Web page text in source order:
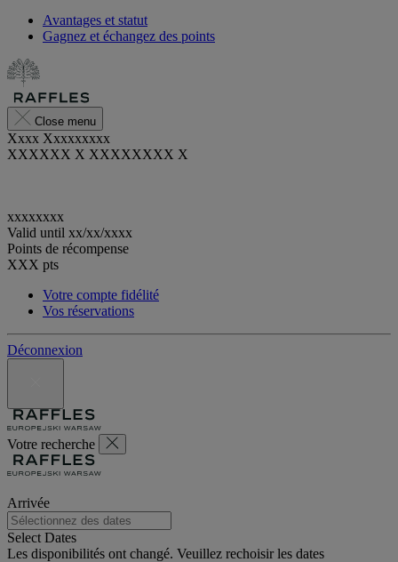
Avantages et statut
Gagnez et échangez des points
Close menu
Xxxx Xxxxxxxxx
XXXXXX X XXXXXXXX X
xxxxxxxx
Valid until xx/xx/xxxx
Points de récompense
XXX pts
Votre compte fidélité
Vos réservations
Déconnexion
Votre recherche
Arrivée
Select Dates
Les disponibilités ont changé. Veuillez rechoisir les dates